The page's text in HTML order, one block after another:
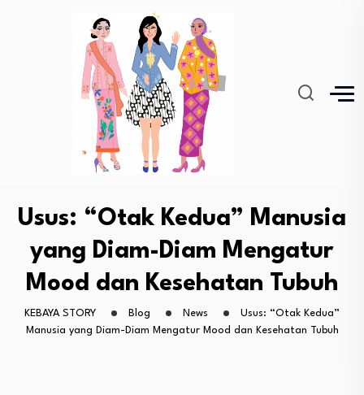
Usus: “Otak Kedua” Manusia
yang Diam-Diam Mengatur
Mood dan Kesehatan Tubuh
KEBAYA STORY Blog News
Usus: “Otak Kedua”
Manusia yang Diam-Diam Mengatur Mood dan Kesehatan Tubuh